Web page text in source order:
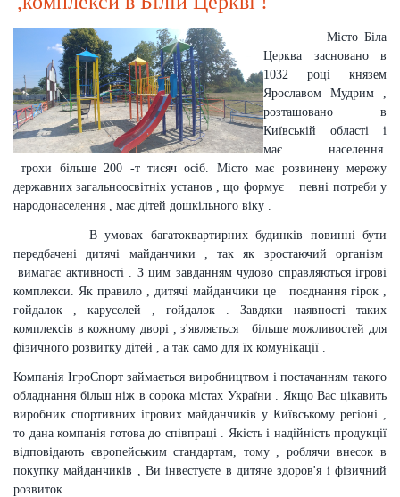
Контакти
Місто Біла
Церква засновано в
1032 році князем
Ярославом Мудрим ,
розташовано в
Київській області і
має населення
трохи більше 200 -т тисяч осіб. Місто має розвинену мережу
державних загальноосвітніх установ , що формує певні потреби у
народонаселення , має дітей дошкільного віку .
В умовах багатоквартирних будинків повинні бути
передбачені дитячі майданчики , так як зростаючий організм
вимагає активності . З цим завданням чудово справляються ігрові
комплекси. Як правило , дитячі майданчики це поєднання гірок ,
гойдалок , каруселей , гойдалок . Завдяки наявності таких
комплексів в кожному дворі , з'являється більше можливостей для
фізичного розвитку дітей , а так само для їх комунікації .
Компанія ІгроСпорт займається виробництвом і постачанням такого
обладнання більш ніж в сорока містах України . Якщо Вас цікавить
виробник спортивних ігрових майданчиків у Київському регіоні ,
то дана компанія готова до співпраці . Якість і надійність продукції
відповідають європейським стандартам, тому , роблячи внесок в
покупку майданчиків , Ви інвестуєте в дитяче здоров'я і фізичний
розвиток.